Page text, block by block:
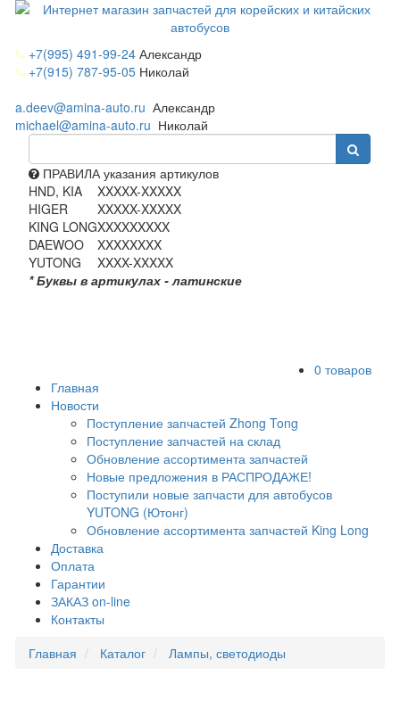
+7(995) 491-99-24 Александр
+7(915) 787-95-05 Николай
a.deev@amina-auto.ru Александр
michael@amina-auto.ru Николай
ПРАВИЛА указания артикулов
HND, KIA
XXXXX-XXXXX
HIGER
XXXXX-XXXXX
KING LONGXXXXXXXXX
DAEWOO
XXXXXXXX
YUTONG
XXXX-XXXXX
* Буквы в артикулах - латинские
0 товаров
Главная
Новости
Поступление запчастей Zhong Tong
Поступление запчастей на склад
Обновление ассортимента запчастей
Новые предложения в РАСПРОДАЖЕ!
Поступили новые запчасти для автобусов
YUTONG (Ютонг)
Обновление ассортимента запчастей King Long
Доставка
Оплата
Гарантии
ЗАКАЗ on-line
Контакты
Главная
Каталог Лампы, светодиоды